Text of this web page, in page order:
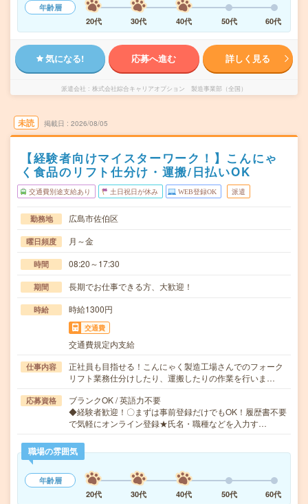
年齢層
20代
30代 40代 50代 60代
気になる! 応募へ進む 詳しく見る
派遣会社 株式会社綜合キャリアオプション 製造事業部（全国）
未読 掲載日 2026/08/05
【経験者向けマイスターワーク！】こんにゃ
く食品のリフト仕分け・運搬/日払いOK
交通費別途支給あり 土日祝日が休み WEB登録OK 派遣
勤務地 広島市佐伯区
曜日頻度 月～金
時間 08:20～17:30
期間 長期でお仕事できる方、大歓迎！
時給 時給1300円
交通費
交通費規定内支給
仕事内容
正社員も目指せる！こんにゃく製造工場さんでのフォーク
リフト業務仕分けしたり、運搬したりの作業を行いま…
応募資格
ブランクOK / 英語力不要
◆経験者歓迎！〇まずは事前登録だけでもOK！履歴書不要
で気軽にオンライン登録★氏名・職種などを入力す…
職場の雰囲気
年齢層
20代
30代 40代 50代 60代